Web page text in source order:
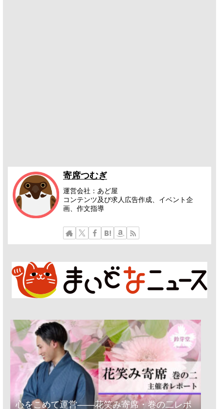
寄席つむぎ
運営会社：あど屋
コンテンツ及び求人広告作成、イベント企
画、作文指導
心をこめて運営――花笑み寄席・巻の二レポ